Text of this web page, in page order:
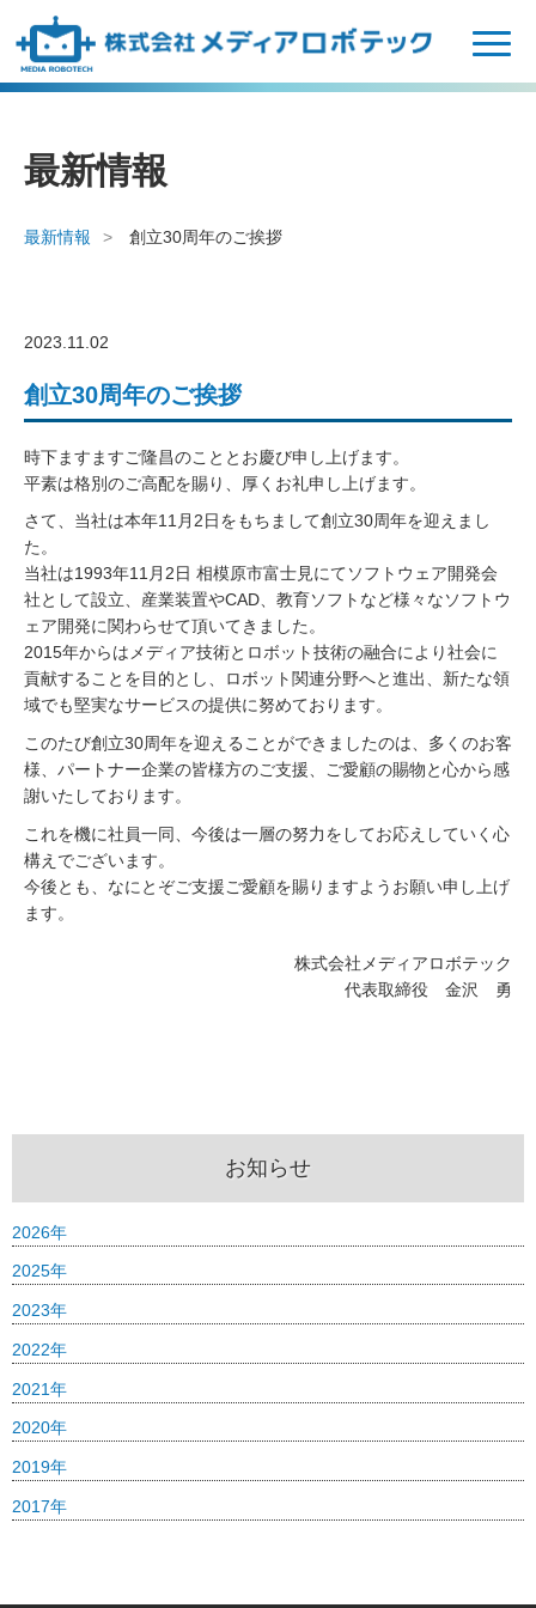
N
v
最新情報
最新情報 創立30周年のご挨拶
2023.11.02
創立30周年のご挨拶
時下ますますご隆昌のこととお慶び申し上げます。
平素は格別のご高配を賜り、厚くお礼申し上げます。
さて、当社は本年11月2日をもちまして創立30周年を迎えまし
た。
当社は1993年11月2日 相模原市富士見にてソフトウェア開発会
社として設立、産業装置やCAD、教育ソフトなど様々なソフトウ
ェア開発に関わらせて頂いてきました。
2015年からはメディア技術とロボット技術の融合により社会に
貢献することを目的とし、ロボット関連分野へと進出、新たな領
域でも堅実なサービスの提供に努めております。
このたび創立30周年を迎えることができましたのは、多くのお客
様、パートナー企業の皆様方のご支援、ご愛顧の賜物と心から感
謝いたしております。
これを機に社員一同、今後は一層の努力をしてお応えしていく心
構えでございます。
今後とも、なにとぞご支援ご愛顧を賜りますようお願い申し上げ
ます。
株式会社メディアロボテック
代表取締役 金沢 勇
お知らせ
2026年
2025年
2023年
2022年
2021年
2020年
2019年
2017年